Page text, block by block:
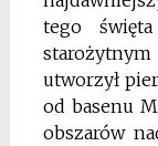
tego
utworzył
od basenu
obszarów